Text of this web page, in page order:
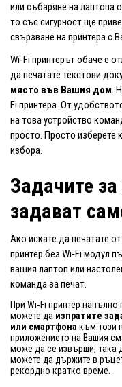
или събаряне на лаптопа
то със сигурност ще
свързване на принтера с
Wi-Fi принтерът обаче е
да печатате текстови
място във Вашия дом.
Fi принтера. От
на това устройство
просто. Просто изберете
избора.
Задачите
задават
Ако искате да печатате
принтер без Wi‑Fi модул
вашия лаптоп или
команда за печат.
При Wi‑Fi принтер
можете да изпратите
или смартфона към този
приложението на Вашия
може да се извърши, така
можете да държите в
рекордно кратко време.